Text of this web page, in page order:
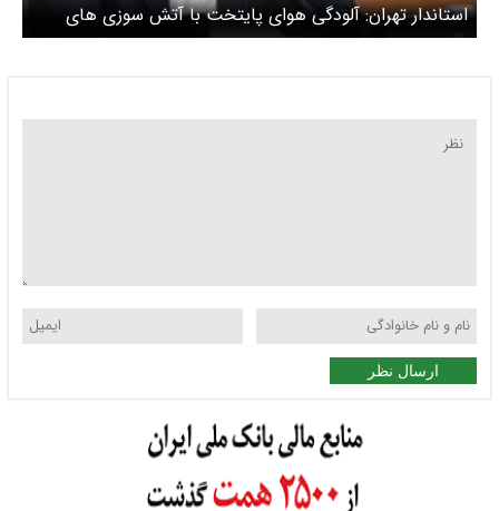
استاندار تهران: آلودگی هوای پایتخت با آتش سوزی های
جنگ بیشتر شد
ارسال نظر